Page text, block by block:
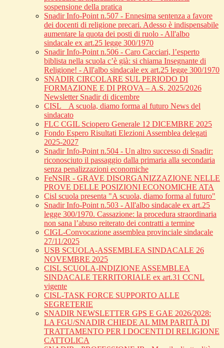
sospensione della pratica
Snadir Info-Point n.507 - Ennesima sentenza a favore
dei docenti di religione precari. Adesso è indispensabile
aumentare la quota dei posti di ruolo - All'albo
sindacale ex art.25 legge 300/1970
Snadir Info-Point n.506 - Caro Cacciari, l’esperto
biblista nella scuola c’è già: si chiama Insegnante di
Religione! - All'albo sindacale ex art.25 legge 300/1970
SNADIR CIRCOLARE SUL PERIODO DI
FORMAZIONE E DI PROVA – A.S. 2025/2026
Newsletter Snadir di dicembre
CISL _ A scuola, diamo forma al futuro News del
sindacato
FLC CGIL Sciopero Generale 12 DICEMBRE 2025
Fondo Espero Risultati Elezioni Assemblea delegati
2025-2027
Snadir Info-Point n.504 - Un altro successo di Snadir:
riconosciuto il passaggio dalla primaria alla secondaria
senza penalizzazioni economiche
FeNSIR - GRAVE DISORGANIZZAZIONE NELLE
PROVE DELLE POSIZIONI ECONOMICHE ATA
Cisl scuola presenta "A scuola, diamo forma al futuro"
Snadir Info-Point n.503 - All'albo sindacale ex art.25
legge 300/1970. Cassazione: la procedura straordinaria
non sana l’abuso reiterato dei contratti a termine
CIGL-Convocazione assemblea provinciale sindacale
27/11/2025
USB SCUOLA-ASSEMBLEA SINDACALE 26
NOVEMBRE 2025
CISL SCUOLA-INDIZIONE ASSEMBLEA
SINDACALE TERRITORIALE ex art.31 CCNL
vigente
CISL-TASK FORCE SUPPORTO ALLE
SEGRETERIE
SNADIR NEWSLETTER GPS E GAE 2026/2028:
LA FGU/SNADIR CHIEDE AL MIM PARITÀ DI
TRATTAMENTO PER I DOCENTI DI RELIGIONE
CATTOLICA